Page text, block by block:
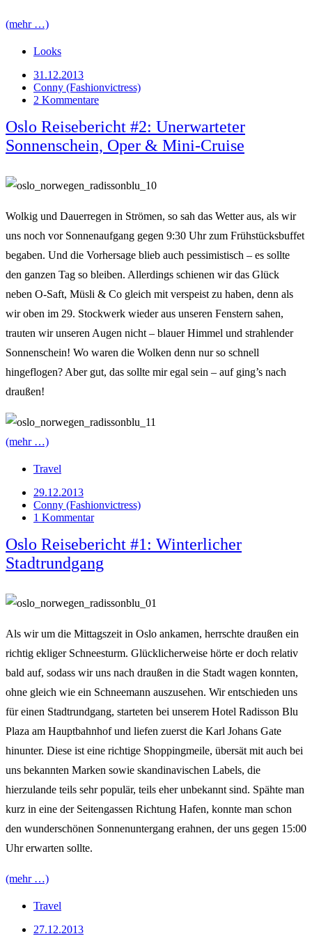
(mehr …)
Looks
31.12.2013
Conny (Fashionvictress)
2 Kommentare
Oslo Reisebericht #2: Unerwarteter
Sonnenschein, Oper & Mini-Cruise
Wolkig und Dauerregen in Strömen, so sah das Wetter aus, als wir
uns noch vor Sonnenaufgang gegen 9:30 Uhr zum Frühstücksbuffet
begaben. Und die Vorhersage blieb auch pessimistisch – es sollte
den ganzen Tag so bleiben. Allerdings schienen wir das Glück
neben O-Saft, Müsli & Co gleich mit verspeist zu haben, denn als
wir oben im 29. Stockwerk wieder aus unseren Fenstern sahen,
trauten wir unseren Augen nicht – blauer Himmel und strahlender
Sonnenschein! Wo waren die Wolken denn nur so schnell
hingeflogen? Aber gut, das sollte mir egal sein – auf ging’s nach
draußen!
(mehr …)
Travel
29.12.2013
Conny (Fashionvictress)
1 Kommentar
Oslo Reisebericht #1: Winterlicher
Stadtrundgang
Als wir um die Mittagszeit in Oslo ankamen, herrschte draußen ein
richtig ekliger Schneesturm. Glücklicherweise hörte er doch relativ
bald auf, sodass wir uns nach draußen in die Stadt wagen konnten,
ohne gleich wie ein Schneemann auszusehen. Wir entschieden uns
für einen Stadtrundgang, starteten bei unserem Hotel Radisson Blu
Plaza am Hauptbahnhof und liefen zuerst die Karl Johans Gate
hinunter. Diese ist eine richtige Shoppingmeile, übersät mit auch bei
uns bekannten Marken sowie skandinavischen Labels, die
hierzulande teils sehr populär, teils eher unbekannt sind. Spähte man
kurz in eine der Seitengassen Richtung Hafen, konnte man schon
den wunderschönen Sonnenuntergang erahnen, der uns gegen 15:00
Uhr erwarten sollte.
(mehr …)
Travel
27.12.2013